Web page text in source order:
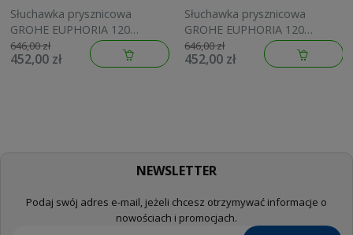
Słuchawka prysznicowa
GROHE EUPHORIA 120
brushed warm sunset
134883DL00
646,00 zł
452,00 zł
Słuchawka prysznicowa
GROHE EUPHORIA 120
brushed cool sunrise
134883GN00
646,00 zł
452,00 zł
NEWSLETTER
Podaj swój adres e-mail, jeżeli chcesz otrzymywać informacje o
nowościach i promocjach.